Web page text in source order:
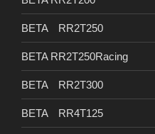
BETA RR2T250
BETA RR2T250Racing
BETA RR2T300
BETA RR4T125